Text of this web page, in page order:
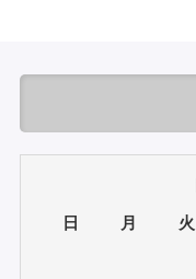
日 月 火